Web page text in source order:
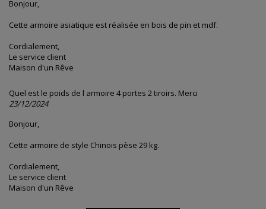
Bonjour,
Cette armoire asiatique est réalisée en bois de pin et mdf.
Cordialement,
Le service client
Maison d'un Rêve
Quel est le poids de l armoire 4 portes 2 tiroirs. Merci
23/12/2024
Bonjour,
Cette armoire de style Chinois pèse 29 kg.
Cordialement,
Le service client
Maison d'un Rêve